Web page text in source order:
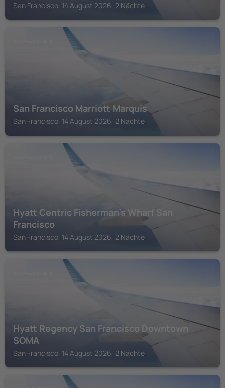
San Francisco, 14 August 2026, 2 Nächte
San Francisco Marriott Marquis
San Francisco, 14 August 2026, 2 Nächte
Hyatt Centric Fisherman's Wharf San
Francisco
San Francisco, 14 August 2026, 2 Nächte
Hyatt Regency San Francisco Downtown
SOMA
San Francisco, 14 August 2026, 2 Nächte